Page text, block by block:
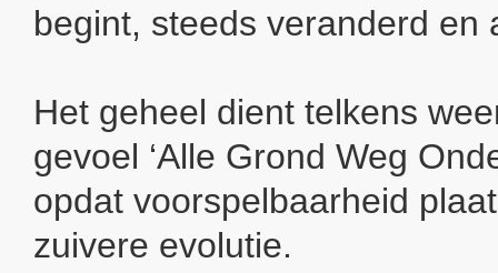
begint, steeds veranderd en
Het geheel dient telkens
gevoel ‘Alle Grond Weg
opdat voorspelbaarheid
zuivere evolutie.